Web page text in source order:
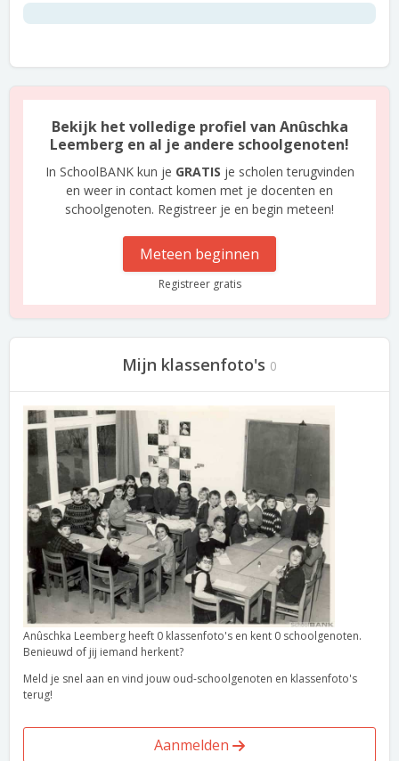
Bekijk het volledige profiel van Anûschka
Leemberg en al je andere schoolgenoten!
In SchoolBANK kun je GRATIS je scholen terugvinden
en weer in contact komen met je docenten en
schoolgenoten. Registreer je en begin meteen!
Meteen beginnen
Registreer gratis
Mijn klassenfoto's 0
Anûschka Leemberg heeft 0 klassenfoto's en kent 0 schoolgenoten.
Benieuwd of jij iemand herkent?
Meld je snel aan en vind jouw oud-schoolgenoten en klassenfoto's
terug!
Aanmelden